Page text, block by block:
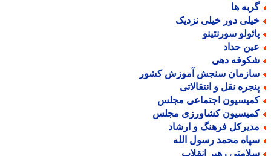
ها
دور خیلی نزدیک
سورنتینو
حداد
دهی
سنجش آموزش کشور
نقل و انتقالاتی
اجتماعی مجلس
کشاورزی مجلس
فرهنگ و ارشاد
محمد رسول الله
رهبر انقلاب